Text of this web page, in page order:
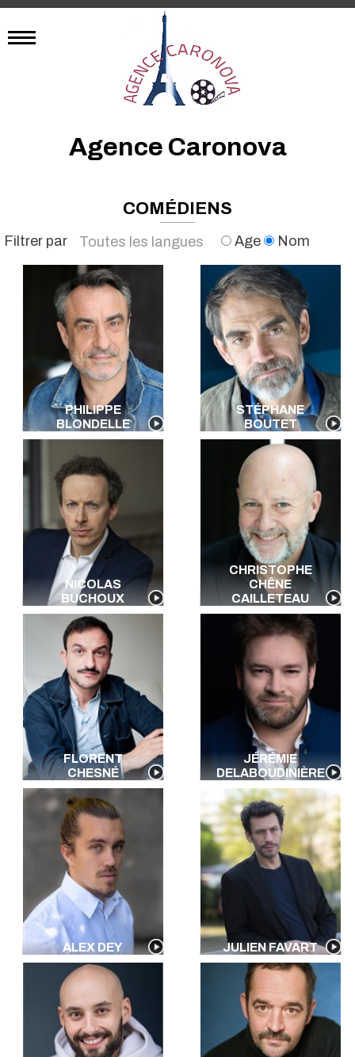
Agence Caronova
COMÉDIENS
Filtrer par
Toutes les langues
Anglais
Espagnol
Français
Allemand
Italien
Berbère
Kabyle
Créole
Algérien
Toutes les langues
Age Nom
PHILIPPE
BLONDELLE
STÉPHANE
BOUTET
NICOLAS
BUCHOUX
CHRISTOPHE
CHÊNE
CAILLETEAU
FLORENT
CHESNÉ
JÉRÉMIE
DELABOUDINIÈRE
ALEX DEY JULIEN FAVART